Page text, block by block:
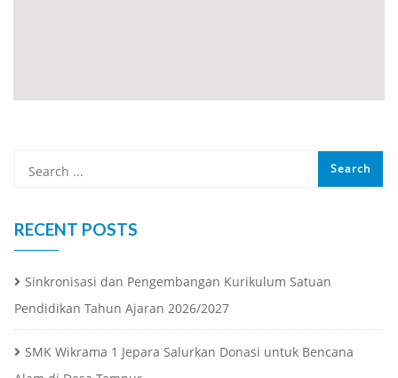
RECENT POSTS
Sinkronisasi dan Pengembangan Kurikulum Satuan
Pendidikan Tahun Ajaran 2026/2027
SMK Wikrama 1 Jepara Salurkan Donasi untuk Bencana